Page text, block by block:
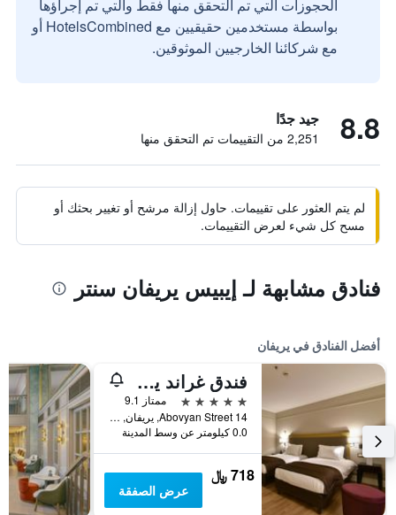
الحجوزات التي تم التحقق منها فقط والتي تم إجراؤها
بواسطة مستخدمين حقيقيين مع HotelsCombined أو
مع شركائنا الخارجيين الموثوقين.
8.8 جيد جدًا
2,251 من التقييمات تم التحقق منها
لم يتم العثور على تقييمات. حاول إزالة مرشح أو تغيير بحثك أو
مسح كل شيء لعرض التقييمات.
فنادق مشابهة لـ إيبيس يريفان سنتر
أفضل الفنادق في يريفان
فندق غراند يريفان - سموول لكجري هوتيلز أوف ذا وورلد
5 نجوم
ممتاز 9.1
14 Abovyan Street, يريفان, أرمينيا
0.0 كيلومتر عن وسط المدينة
718 ﷼
عرض الصفقة